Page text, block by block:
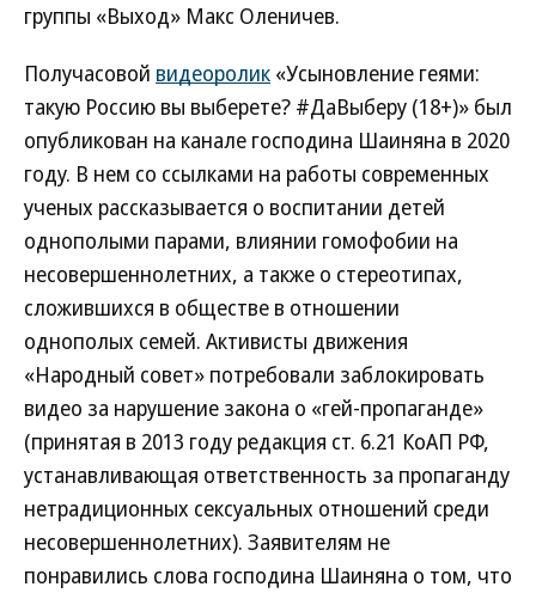
группы «Выход» Макс Оленичев.
Получасовой видеоролик «Усыновление геями:
такую Россию вы выберете? #ДаВыберу (18+)» был
опубликован на канале господина Шаиняна в 2020
году. В нем со ссылками на работы современных
ученых рассказывается о воспитании детей
однополыми парами, влиянии гомофобии на
несовершеннолетних, а также о стереотипах,
сложившихся в обществе в отношении
однополых семей. Активисты движения
«Народный совет» потребовали заблокировать
видео за нарушение закона о «гей-пропаганде»
(принятая в 2013 году редакция ст. 6.21 КоАП РФ,
устанавливающая ответственность за пропаганду
нетрадиционных сексуальных отношений среди
несовершеннолетних). Заявителям не
понравились слова господина Шаиняна о том, что